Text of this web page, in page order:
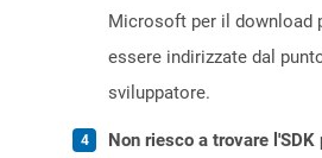
Microsoft per il download
essere indirizzate dal
sviluppatore.
Non riesco a trovare